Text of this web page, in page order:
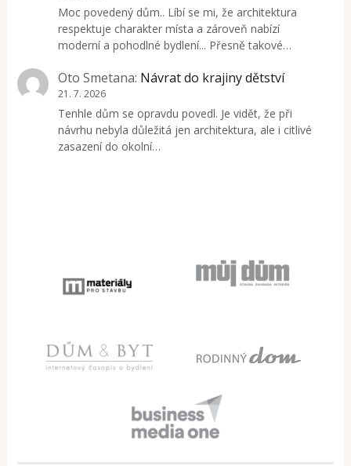
Moc povedený dům.. Líbí se mi, že architektura
respektuje charakter místa a zároveň nabízí
moderní a pohodlné bydlení... Přesně takové…
Oto Smetana: Návrat do krajiny dětství
21. 7. 2026
Tenhle dům se opravdu povedl. Je vidět, že při
návrhu nebyla důležitá jen architektura, ale i citlivé
zasazení do okolní…